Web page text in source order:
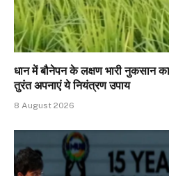
धान में बौनेपन के लक्षण भारी नुकसान
तुरंत अपनाएं ये नियंत्रण उपाय
8 August 2026